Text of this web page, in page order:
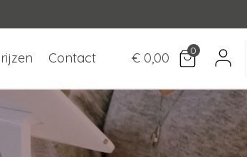
Contact 0
€ 0,00